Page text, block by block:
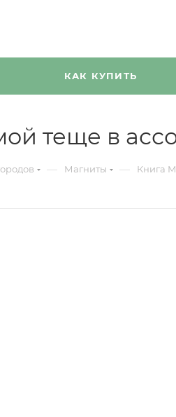
КАК КУПИТЬ
теще в
— Магниты — Книга